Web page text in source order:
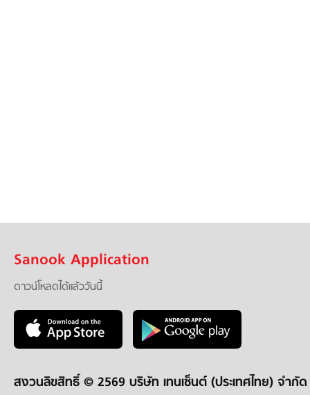
Sanook Application
ดาวน์โหลดได้แล้ววันนี้
สงวนลิขสิทธิ์ © 2569 บริษัท เทนเซ็นต์ (ประเทศไทย) จำกัด